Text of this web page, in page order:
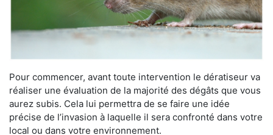
Pour commencer, avant toute intervention le dératiseur va
réaliser une évaluation de la majorité des dégâts que vous
aurez subis. Cela lui permettra de se faire une idée
précise de l’invasion à laquelle il sera confronté dans votre
local ou dans votre environnement.